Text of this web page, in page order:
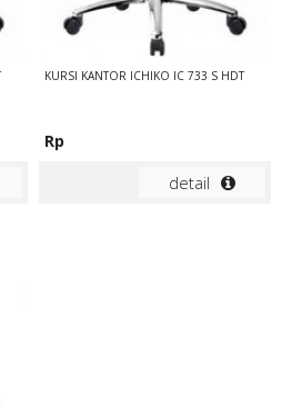
KURSI KANTOR ICHIKO IC 733 S HDT
Rp
detail